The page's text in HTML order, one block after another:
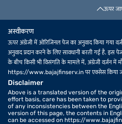
ऊपर
अस्वीकरण
ऊपर अंग्रेजी में ओरिजिनल पेज का अनुवाद किया गया
अनुवाद प्रदान करने के लिए सावधानी बरती गई है. इस
के बीच किसी भी विसंगति के मामले में, अंग्रेजी वर्ज़न में
https://www.bajajfinserv.in पर एक्सेस किया
Disclaimer
Above is a translated version of the
effort basis, care has been taken to
of any inconsistencies between the
version of this page, the contents in
can be accessed on https://